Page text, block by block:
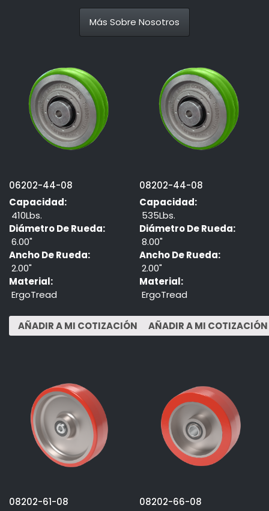
Más Sobre Nosotros
06202-44-08
Capacidad:
410Lbs.
Diámetro De Rueda:
6.00"
Ancho De Rueda:
2.00"
Material:
ErgoTread
08202-44-08
Capacidad:
535Lbs.
Diámetro De Rueda:
8.00"
Ancho De Rueda:
2.00"
Material:
ErgoTread
08202-61-08
08202-66-08